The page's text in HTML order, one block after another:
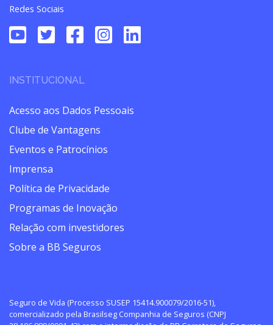
Redes Sociais
INSTITUCIONAL
Acesso aos Dados Pessoais
Clube de Vantagens
Eventos e Patrocínios
Imprensa
Política de Privacidade
Programas de Inovação
Relação com investidores
Sobre a BB Seguros
Seguro de Vida (Processo SUSEP 15414.900079/2016-51),
comercializado pela Brasilseg Companhia de Seguros (CNPJ